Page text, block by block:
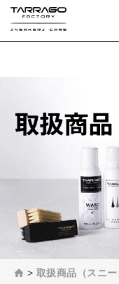
> 取扱商品（スニー